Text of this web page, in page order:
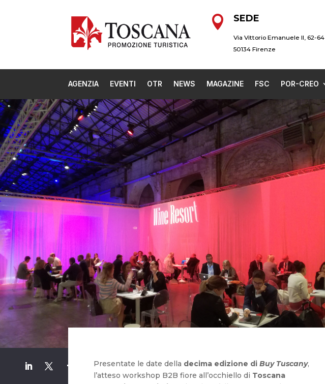
 SEDE
Via Vittorio Emanuele II, 62-64
50134 Firenze
AGENZIA EVENTI OTR NEWS MAGAZINE FSC POR-CREO
Presentate le date della decima edizione diBuy Tuscany,
l’atteso workshop B2B fiore all’occhiello di Toscana